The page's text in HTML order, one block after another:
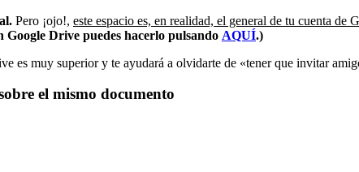
Pero ¡ojo!, este espacio es, en realidad, el general de tu cuenta
Google Drive puedes hacerlo pulsando AQUÍ.)
es muy superior y te ayudará a olvidarte de «tener que invitar
el mismo documento